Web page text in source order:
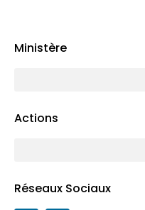
Ministère
Actions
Réseaux Sociaux